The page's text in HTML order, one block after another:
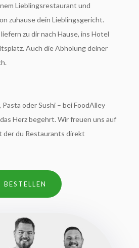
Lieblingsrestaurant und
zuhause dein Lieblingsgericht.
zu dir nach Hause, ins Hotel
Auch die Abholung deiner
Pasta oder Sushi – bei FoodAlley
Herz begehrt. Wir freuen uns auf
der du Restaurants direkt
BESTELLEN